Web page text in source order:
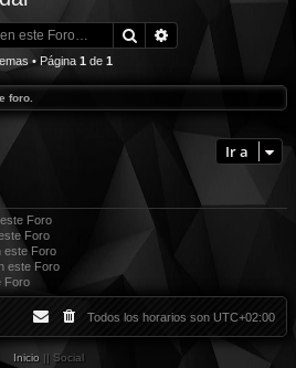
Buscar
• Página 1 de 1
foro.
Ir a
Foro
Foro
este Foro
este Foro
Foro
Todos los horarios son UTC+02:00
Inicio || Social